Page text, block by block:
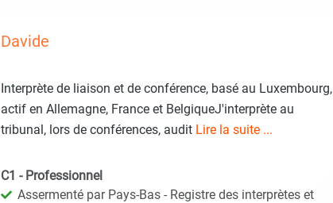
Davide
Interprète de liaison et de conférence, basé au Luxembourg,
actif en Allemagne, France et BelgiqueJ'interprète au
tribunal, lors de conférences, audit Lire la suite ...
C1 - Professionnel
Assermenté par Pays-Bas - Registre des interprètes et